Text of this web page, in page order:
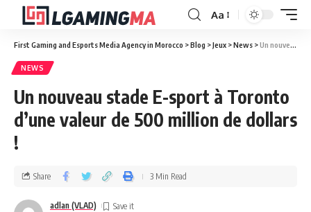
Aa
First Gaming and Esports Media Agency in Morocco >Blog >Jeux >News >Un nouveau stade E-sport à Toronto d’une valeur de 500 million de dollars !
NEWS
Un nouveau stade E-sport à Toronto
d’une valeur de 500 million de dollars
!
adlan (VLAD)
Share 3 Min Read